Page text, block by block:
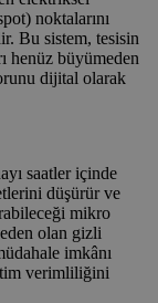
noktalarını
Bu sistem, tesisin
henüz büyümeden
dijital olarak
saatler içinde
düşürür ve
mikro
olan gizli
imkânı
verimliliğini